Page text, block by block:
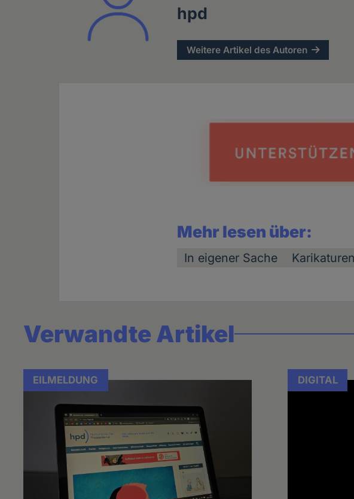
hpd
Weitere Artikel des Autoren
Mehr lesen über:
In eigener Sache Karikaturen
Verwandte Artikel
EILMELDUNG DIGITAL